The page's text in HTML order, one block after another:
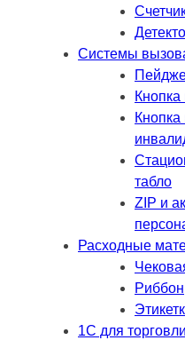
Системы
табло
ZIP и
Расходные
Риббон
1С для торговли